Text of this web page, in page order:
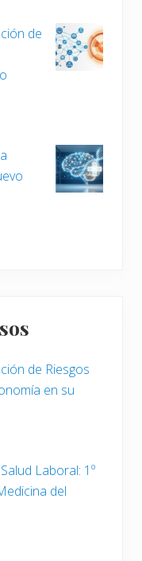
de
de Riesgos
en su
Laboral: 1º
del